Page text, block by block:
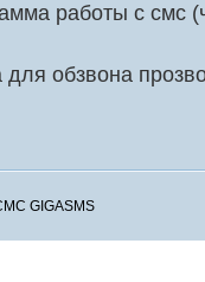
работы с смс
обзвона
GIGASMS